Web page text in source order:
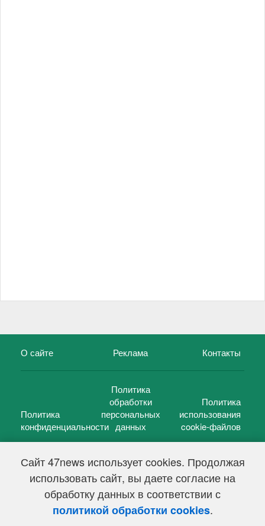
Сайт 47news использует cookies. Продолжая
использовать сайт, вы даете согласие на
обработку данных в соответствии с
политикой обработки cookies.
О сайте Реклама Контакты
Политика
конфиденциальности
Политика
обработки
персональных
данных
Политика
использования
cookie-файлов
47 новостей (47 news)2005 — 2026 г.
Свидетельство о регистрации СМИ Эл № ФС 77-39848, выдано
Федеральной службой по надзору в сфере связи,
информационных технологий и массовых коммуникаций